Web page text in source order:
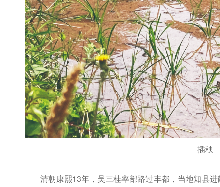
插秧
清朝康熙13年，吴三桂率部路过丰都，当地知县